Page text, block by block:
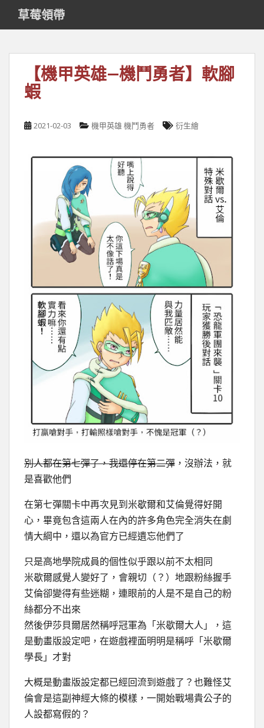
i
草莓領帶
【機甲英雄—機鬥勇者】軟腳
蝦
2021-02-03 機甲英雄 機鬥勇者 衍生繪
別人都在第七彈了，我還停在第二彈 ，沒辦法，就
是喜歡他們
在第七彈關卡中再次見到米歇爾和艾倫覺得好開
心，畢竟包含這兩人在內的許多角色完全消失在劇
情大綱中，還以為官方已經遺忘他們了
只是高地學院成員的個性似乎跟以前不太相同
米歇爾感覺人變好了，會親切（？）地跟粉絲握手
艾倫卻變得有些迷糊，連眼前的人是不是自己的粉
絲都分不出來
然後伊莎貝爾居然稱呼冠軍為「米歇爾大人」，這
是動畫版設定吧，在遊戲裡面明明是稱呼「米歇爾
學長」才對
大概是動畫版設定都已經回流到遊戲了？也難怪艾
倫會是這副神經大條的模樣，一開始戰場貴公子的
人設都寫假的？